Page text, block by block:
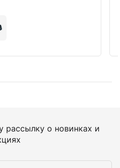
рассылку о новинках и